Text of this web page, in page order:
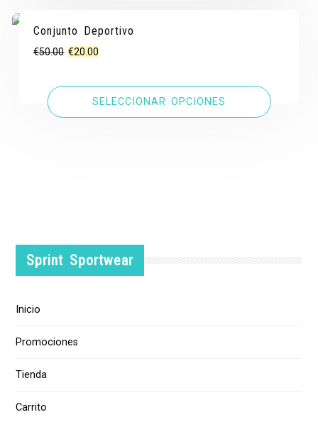
Conjunto Deportivo
€50.00 El
original
€20.00
actual
es:
SELECCIONAR OPCIONES
Sprint Sportwear
Inicio
Promociones
Tienda
Carrito